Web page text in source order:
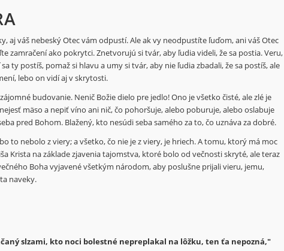
aj váš nebeský Otec vám odpustí. Ale ak vy neodpustíte ľuďom, ani váš Otec
zamračení ako pokrytci. Znetvorujú si tvár, aby ľudia videli, že sa postia. Veru,
ty postíš, pomaž si hlavu a umy si tvár, aby nie ľudia zbadali, že sa postíš, ale
lebo on vidí aj v skrytosti.
budovanie. Nenič Božie dielo pre jedlo! Ono je všetko čisté, ale zlé je
mäso a nepiť víno ani nič, čo pohoršuje, alebo poburuje, alebo oslabuje
pred Bohom. Blažený, kto nesúdi seba samého za to, čo uznáva za dobré.
to nebolo z viery; a všetko, čo nie je z viery, je hriech. A tomu, ktorý má moc
Krista na základe zjavenia tajomstva, ktoré bolo od večnosti skryté, ale teraz
Boha vyjavené všetkým národom, aby poslušne prijali vieru, jemu,
naveky.
slzami, kto noci bolestné nepreplakal na lôžku, ten ťa nepozná,"